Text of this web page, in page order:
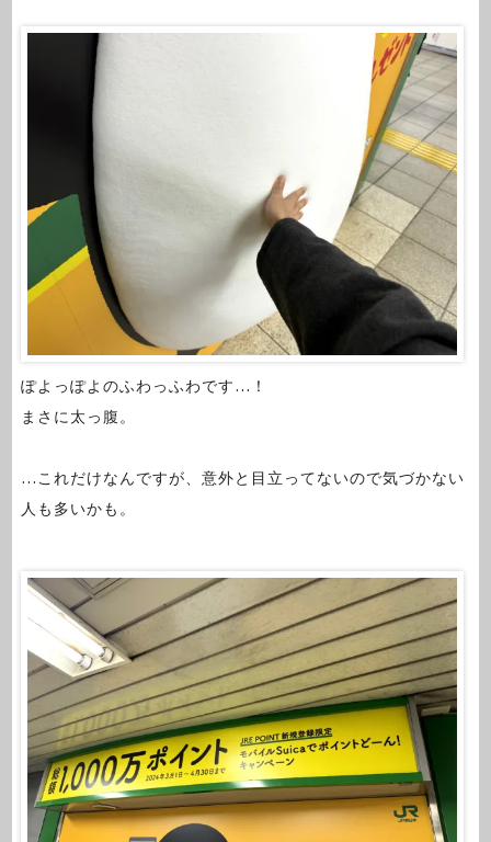
ぽよっぽよのふわっふわです…！
まさに太っ腹。
…これだけなんですが、意外と目立ってないので気づかない
人も多いかも。